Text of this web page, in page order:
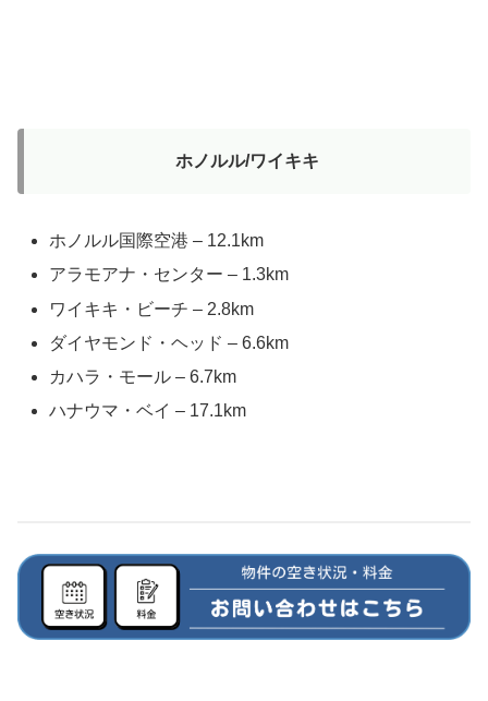
ホノルル/ワイキキ
ホノルル国際空港 – 12.1km
アラモアナ・センター – 1.3km
ワイキキ・ビーチ – 2.8km
ダイヤモンド・ヘッド – 6.6km
カハラ・モール – 6.7km
ハナウマ・ベイ – 17.1km